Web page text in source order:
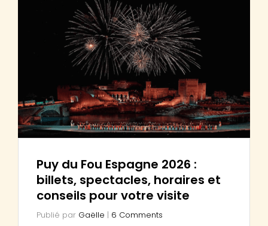
Puy du Fou Espagne 2026 :
billets, spectacles, horaires et
conseils pour votre visite
Publié par Gaëlle | 6 Comments